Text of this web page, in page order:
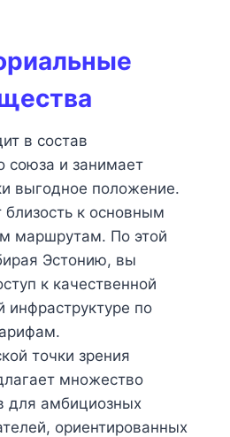
в состав
союза и занимает
выгодное положение.
близость к основным
маршрутам. По этой
Эстонию, вы
к качественной
инфраструктуре по
точки зрения
множество
для амбициозных
ориентированных